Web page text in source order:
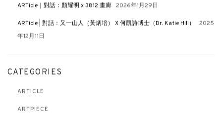
ARTicle｜對話：顏耀明 x 3812 畫廊 2026年1月29日
ARTicle | 對話：又一山人（黃炳培） X 何凱詩博士（Dr. Katie Hill）
2025
年12月11日
CATEGORIES
ARTICLE
ARTPIECE